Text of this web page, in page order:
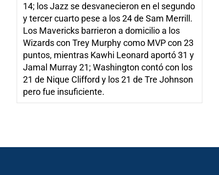
14; los Jazz se desvanecieron en el segundo
y tercer cuarto pese a los 24 de Sam Merrill.
Los Mavericks barrieron a domicilio a los
Wizards con Trey Murphy como MVP con 23
puntos, mientras Kawhi Leonard aportó 31 y
Jamal Murray 21; Washington contó con los
21 de Nique Clifford y los 21 de Tre Johnson
pero fue insuficiente.